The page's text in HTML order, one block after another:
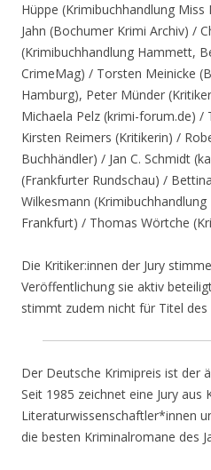
Hüppe (Krimibuchhandlung
Jahn (Bochumer Krimi Archiv) /
(Krimibuchhandlung Hammett,
CrimeMag) / Torsten Meinicke
Hamburg), Peter Münder
Michaela Pelz (krimi-forum.de) /
Kirsten Reimers (Kritikerin) /
Buchhändler) / Jan C. Schmidt
(Frankfurter Rundschau) /
Wilkesmann
Frankfurt) / Thomas Wörtche
Die Kritiker:innen der Jury
Veröffentlichung sie aktiv
stimmt zudem nicht für Titel des
Der Deutsche Krimipreis ist der
Seit 1985 zeichnet eine Jury aus
Literaturwissenschaftler*innen
die besten Kriminalromane des